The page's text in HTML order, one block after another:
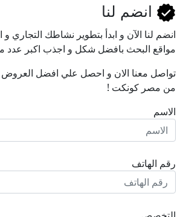
انضم لنا
انضم لنا اﻵن و ابدأ بتطوير نشاطك
مواقع البحث بافضل شكل و اجذب اكبر عدد
تواصل معنا الان و احصل علي افضل العروض
من مصر كونكت !
الاسم
رقم الهاتف